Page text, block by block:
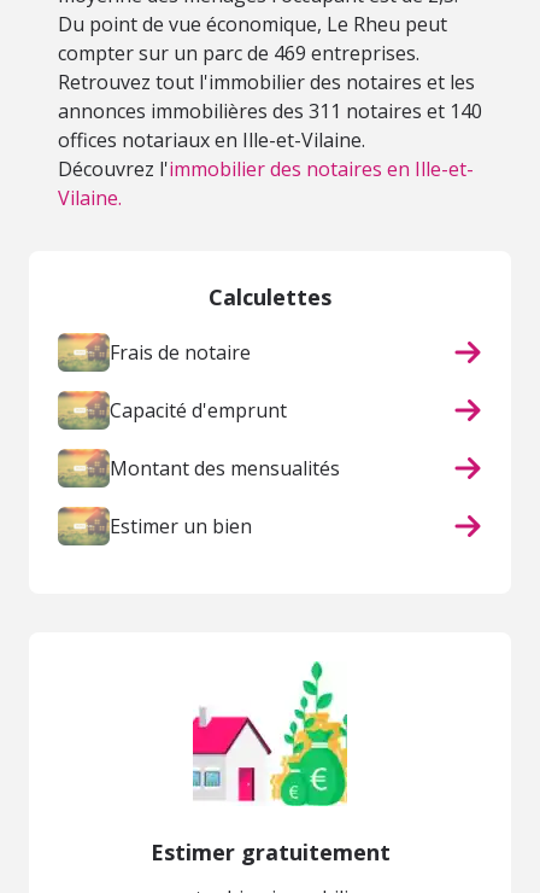
Du point de vue économique, Le Rheu peut
compter sur un parc de 469 entreprises.
Retrouvez tout l'immobilier des notaires et les
annonces immobilières des 311 notaires et 140
offices notariaux en Ille-et-Vilaine.
Découvrez l'immobilier des notaires en Ille-et-
Vilaine.
Calculettes
Frais de notaire
Capacité d'emprunt
Montant des mensualités
Estimer un bien
Estimer gratuitement